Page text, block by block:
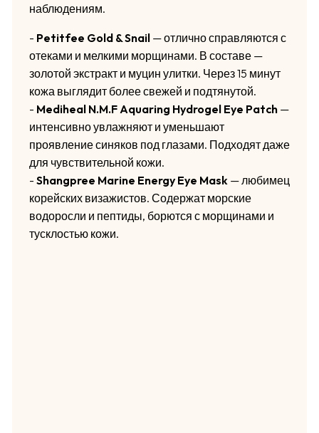
наблюдениям.
- Petitfee Gold & Snail— отлично справляются с
отеками и мелкими морщинами. В составе —
золотой экстракт и муцин улитки. Через 15 минут
кожа выглядит более свежей и подтянутой.
- Mediheal N.M.F Aquaring Hydrogel Eye Patch—
интенсивно увлажняют и уменьшают
проявление синяков под глазами. Подходят даже
для чувствительной кожи.
- Shangpree Marine Energy Eye Mask — любимец
корейских визажистов. Содержат морские
водоросли и пептиды, борются с морщинами и
тусклостью кожи.